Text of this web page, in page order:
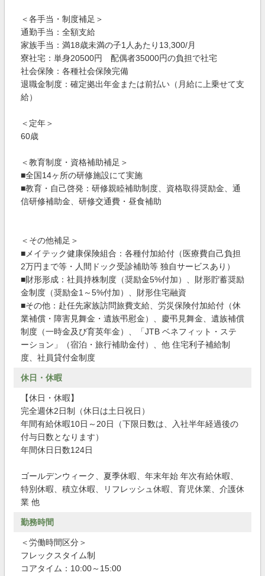
＜各手当・制度補足＞
通勤手当：全額支給
家族手当：満18歳未満の子1人あたり13,300/月
寮社宅：単身20500円 配偶者35000円の負担で社宅
社会保険：各種社会保険完備
退職金制度：確定拠出年金または前払い（月給に上乗せて支
給）
＜定年＞
60歳
＜教育制度・資格補助補足＞
■全国14ヶ所の研修施設にて実施
■教育・自己啓発：研修親睦補助制度、資格取得奨励金、通
信研修補助金、研修交通費・昼食補助
＜その他補足＞
■メイテック健康保険組合：各種付加給付（医療費自己負担
2万円まで等・人間ドック受診補助等 独自サービスあり）
■財形形成：社員持株制度（奨励金5%付加）、財形貯蓄奨励
金制度（奨励金1～5%付加）、財形住宅融資
■その他：赴任先家族訪問旅費支給、労災保険付加給付（休
業補償・障害見舞金・遺族弔慰金）、慶弔見舞金、遺族補償
制度（一時金及び育英年金）、「JTB ベネフィット・ステ
ーション」（宿泊・旅行補助金付）、他 住宅利子補給制
度、社員貸付金制度
休日・休暇
【休日・休暇】
完全週休2日制（休日は土日祝日）
年間有給休暇10日～20日（下限日数は、入社半年経過後の
付与日数となります）
年間休日日数124日
ゴールデンウィーク、夏季休暇、年末年始 年次有給休暇、
特別休暇、積立休暇、リフレッシュ休暇、育児休業、介護休
業 他
勤務時間
＜労働時間区分＞
フレックスタイム制
コアタイム：10:00～15:00